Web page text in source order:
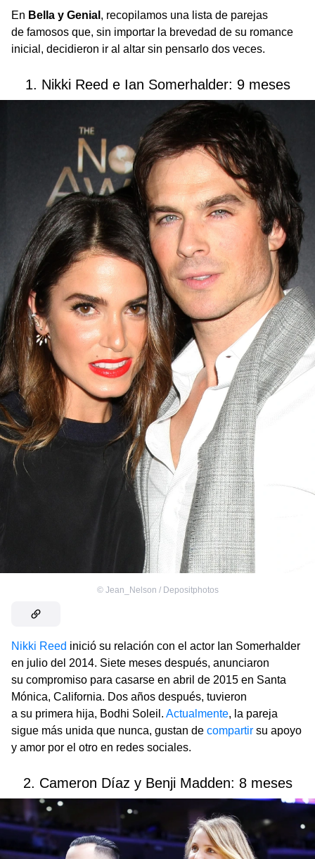
En Bella y Genial , recopilamos una lista de parejas
de famosos que, sin importar la brevedad de su romance
inicial, decidieron ir al altar sin pensarlo dos veces.
1. Nikki Reed e Ian Somerhalder: 9 meses
© Jean_Nelson / Depositphotos
Nikki Reed inició su relación con el actor Ian Somerhalder
en julio del 2014. Siete meses después, anunciaron
su compromiso para casarse en abril de 2015 en Santa
Mónica, California. Dos años después, tuvieron
a su primera hija, Bodhi Soleil. Actualmente, la pareja
sigue más unida que nunca, gustan de compartir su apoyo
y amor por el otro en redes sociales.
2. Cameron Díaz y Benji Madden: 8 meses